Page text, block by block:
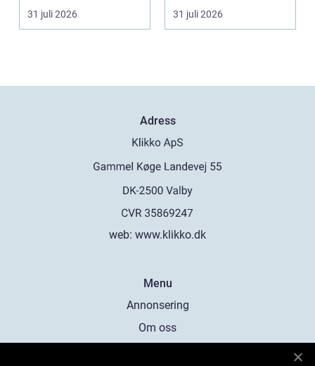
väggarna mot pla...
31 juli 2026
m...
31 juli 2026
Adress
web: www.klikko.dk
Menu
Annonsering
Om oss